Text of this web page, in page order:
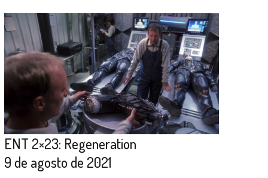
ENT 2×23: Regeneration
9 de agosto de 2021